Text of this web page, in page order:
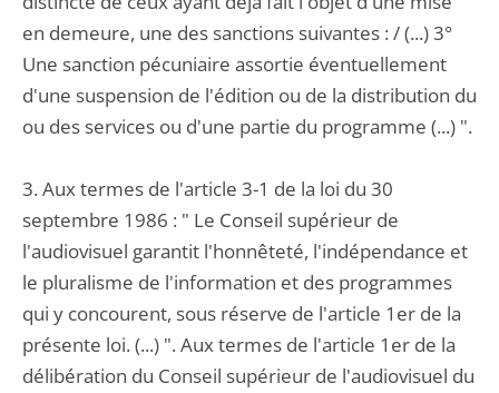
en demeure, une des sanctions suivantes : / (...) 3°
Une sanction pécuniaire assortie éventuellement
d'une suspension de l'édition ou de la distribution du
ou des services ou d'une partie du programme (...) ".
3. Aux termes de l'article 3-1 de la loi du 30
septembre 1986 : " Le Conseil supérieur de
l'audiovisuel garantit l'honnêteté, l'indépendance et
le pluralisme de l'information et des programmes
qui y concourent, sous réserve de l'article 1er de la
présente loi. (...) ". Aux termes de l'article 1er de la
délibération du Conseil supérieur de l'audiovisuel du